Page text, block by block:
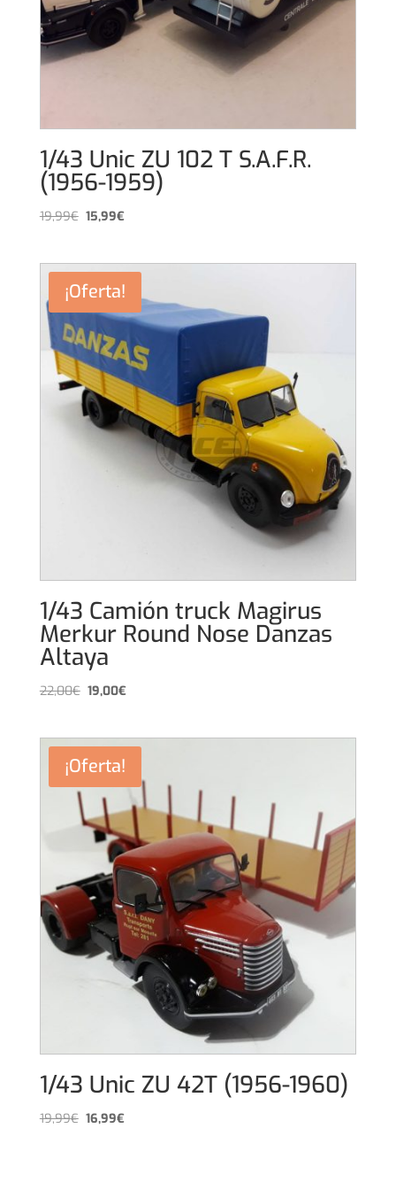
1/43 Unic ZU 102 T S.A.F.R.
(1956-1959)
19,99€El
era:
19,99€.
15,99€El
es:
15,99€.
¡Oferta!
1/43 Camión truck Magirus
Merkur Round Nose Danzas
Altaya
22,00€El
era:
22,00€.
19,00€El
es:
¡Oferta!
1/43 Unic ZU 42T (1956-1960)
19,99€El16,99€El